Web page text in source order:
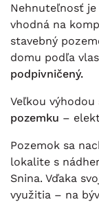
Nehnuteľnosť
vhodná na
stavebný
domu podľa
podpivničený.
Veľkou výhodou
pozemku –
Pozemok sa
lokalite s
Snina. Vďaka
využitia – na